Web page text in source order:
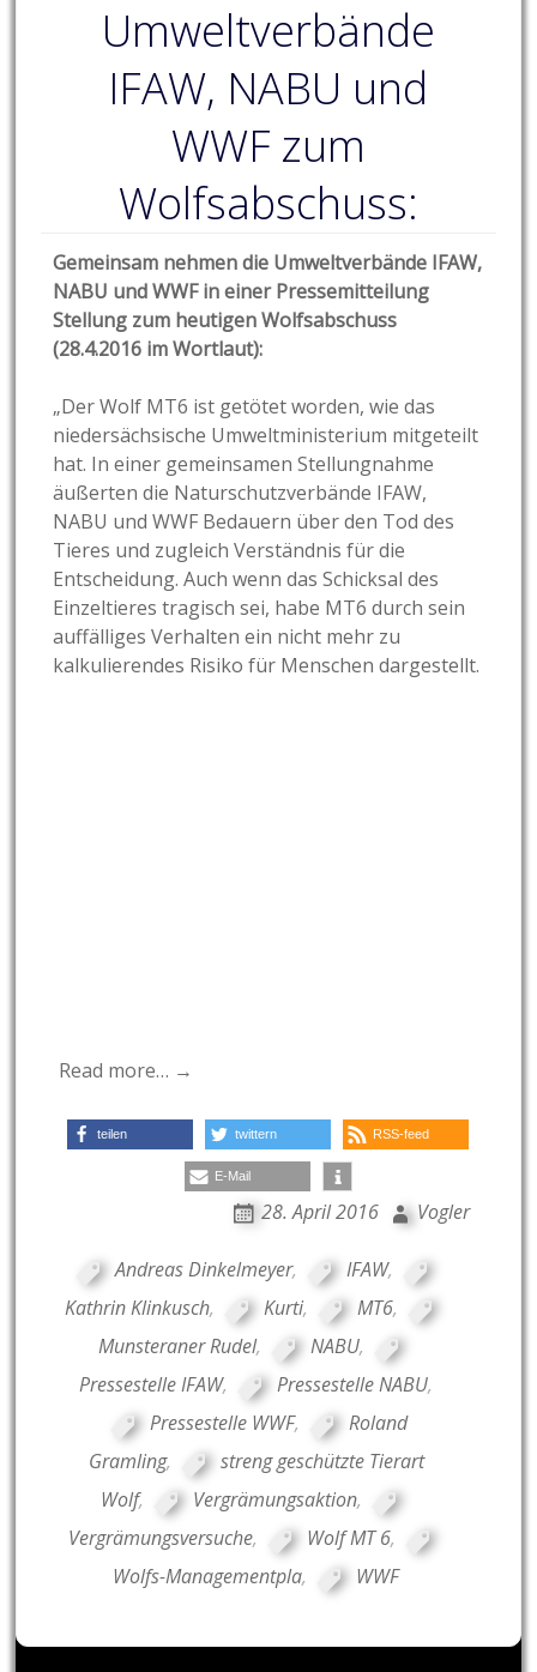
Umweltverbände
IFAW, NABU und
WWF zum
Wolfsabschuss:
Gemeinsam nehmen die Umweltverbände IFAW,
NABU und WWF in einer Pressemitteilung
Stellung zum heutigen Wolfsabschuss
(28.4.2016 im Wortlaut):
„Der Wolf MT6 ist getötet worden, wie das
niedersächsische Umweltministerium mitgeteilt
hat. In einer gemeinsamen Stellungnahme
äußerten die Naturschutzverbände IFAW,
NABU und WWF Bedauern über den Tod des
Tieres und zugleich Verständnis für die
Entscheidung. Auch wenn das Schicksal des
Einzeltieres tragisch sei, habe MT6 durch sein
auffälliges Verhalten ein nicht mehr zu
kalkulierendes Risiko für Menschen dargestellt.
Read more… →
teilen twittern RSS-feed
E-Mail
28. April 2016 Vogler
Andreas Dinkelmeyer, IFAW,
Kathrin Klinkusch, Kurti, MT6,
Munsteraner Rudel, NABU,
Pressestelle IFAW, Pressestelle NABU,
Pressestelle WWF,
Roland
Gramling,
streng geschützte Tierart
Wolf, Vergrämungsaktion,
Vergrämungsversuche, Wolf MT 6,
Wolfs-Managementpla, WWF